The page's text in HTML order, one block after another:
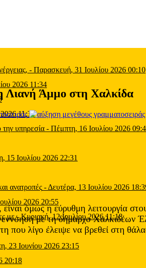
- Παρασκευή, 31 Ιουλίου 2026 00:10
2026 11:34
11:39
υπηρεσία - Πέμπτη, 16 Ιουλίου 2026
15 Ιουλίου 2026 22:31
ανατροπές -Δευτέρα, 13 Ιουλίου 2026
2026 20:55
με-Κυριακή, 12 Ιουλίου 2026 11:18
23 Ιουνίου 2026 23:15
20:18
Λιανή Άμμο στη Χαλκίδα
όμως η εύρυθμη λειτουργία
με τη δήμαρχο Χαλκιδέων
που λίγο έλειψε να βρεθεί στη